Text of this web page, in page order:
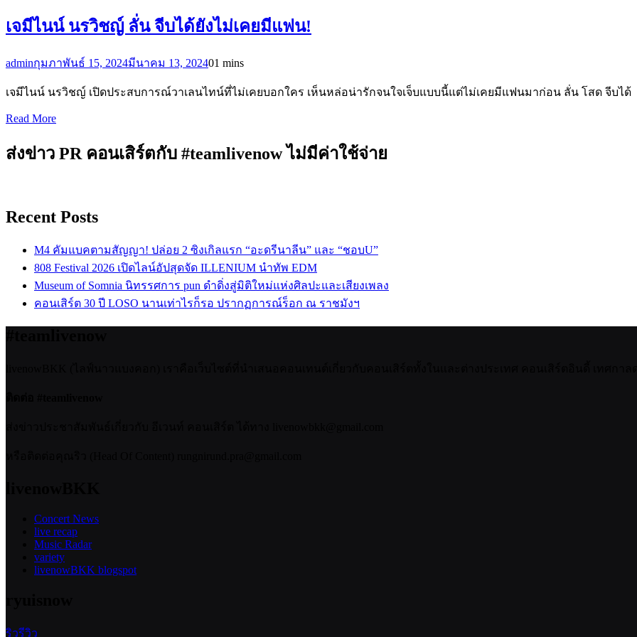
เจมีไนน์ นรวิชญ์ ลั่น จีบได้ยังไม่เคยมีแฟน!
adminกุมภาพันธ์ 15, 2024มีนาคม 13, 202401 mins
เจมีไนน์ นรวิชญ์ เปิดประสบการณ์วาเลนไทน์ที่ไม่เคยบอกใคร เห็นหล่อน่ารักจนใจเจ็บแบบนี้แต่ไม่เคยมีแฟนมาก่อน ลั่น โสด จีบได้
Read More
ส่งข่าว PR คอนเสิร์ตกับ #teamlivenow ไม่มีค่าใช้จ่าย
Recent Posts
M4 คัมแบคตามสัญญา! ปล่อย 2 ซิงเกิลแรก “อะดรีนาลีน” และ “ชอบU”
808 Festival 2026 เปิดไลน์อัปสุดจัด ILLENIUM นำทัพ EDM
Museum of Somnia นิทรรศการ pun ดำดิ่งสู่มิติใหม่แห่งศิลปะและเสียงเพลง
คอนเสิร์ต 30 ปี LOSO นานเท่าไรก็รอ ปรากฏการณ์ร็อก ณ ราชมังฯ
Concert News
live recap
Music Radar
variety
livenowBKK blogspot
ริวรีวิว